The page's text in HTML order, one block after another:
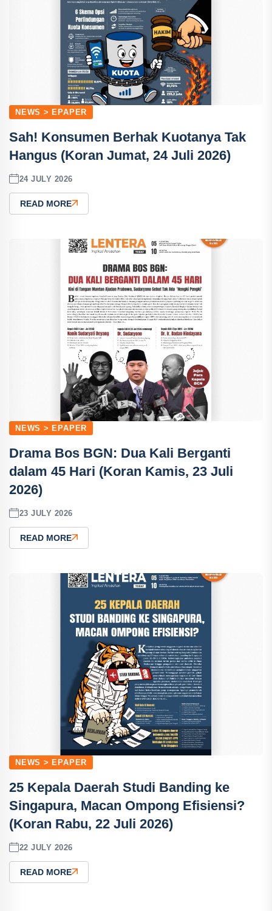
NEWS > EPAPER
Sah! Konsumen Berhak Kuotanya Tak
Hangus (Koran Jumat, 24 Juli 2026)
24 JULY 2026
READ MORE
NEWS > EPAPER
Drama Bos BGN: Dua Kali Berganti
dalam 45 Hari (Koran Kamis, 23 Juli
2026)
23 JULY 2026
READ MORE
NEWS > EPAPER
25 Kepala Daerah Studi Banding ke
Singapura, Macan Ompong Efisiensi?
(Koran Rabu, 22 Juli 2026)
22 JULY 2026
READ MORE